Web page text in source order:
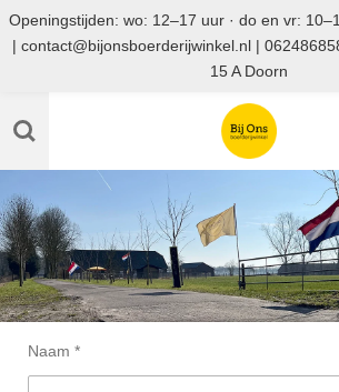
Ga
direct
hoofdinhoud
Openingstijden: wo: 12–17 uur · do en vr:
| contact@bijonsboerderijwinkel.nl |
15 A Doorn
Naam *